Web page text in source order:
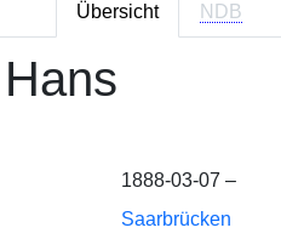
Übersicht NDB
1888-03-07 –
Saarbrücken